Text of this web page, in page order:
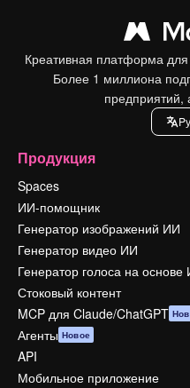
Креативная платформа
Более 1 миллиона
предприятий,
Продукция
Spaces
ИИ-помощник
Генератор изображений ИИ
Генератор видео ИИ
Генератор голоса на основе
Стоковый контент
MCP для Claude/ChatGPT
Агенты Новое
API
Мобильное приложение